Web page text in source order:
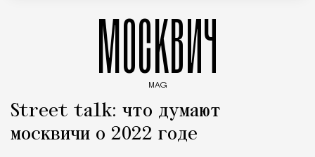
МОСКВИЧ
MAG
Street talk: что думают
москвичи о 2022 годе